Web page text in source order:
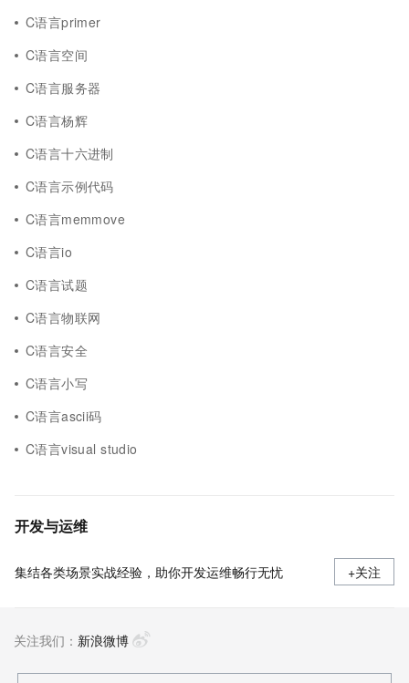
C语言primer
C语言空间
C语言服务器
C语言杨辉
C语言十六进制
C语言示例代码
C语言memmove
C语言io
C语言试题
C语言物联网
C语言安全
C语言小写
C语言ascii码
C语言visual studio
开发与运维
集结各类场景实战经验，助你开发运维畅行无忧 +关注
关注我们： 新浪微博